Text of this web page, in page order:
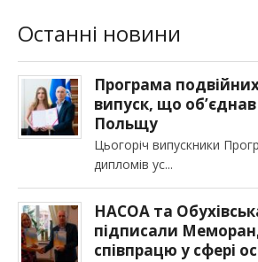
Останні новини
Програма
випуск, що
Польщу
Цьогоріч випускники
дипломів ус
НАСОА та
підписали
співпрацю у сфері